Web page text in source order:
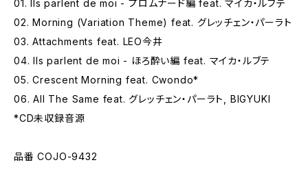
01. Ils parlent de moi - プロムナード編 feat. マイカ・ルブテ
02. Morning (Variation Theme) feat. グレッチェン・パーラト
03. Attachments feat. LEO今井
04. Ils parlent de moi - ほろ酔い編 feat. マイカ・ルブテ
05. Crescent Morning feat. Cwondo*
06. All The Same feat. グレッチェン・パーラト, BIGYUKI
*CD未収録音源
品番 COJO-9432